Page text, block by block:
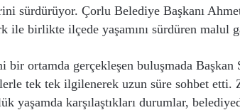
sürdürüyor. Çorlu Belediye Başkanı
ile birlikte ilçede yaşamını sürdüren malul
bir ortamda gerçekleşen buluşmada Başkan
tek tek ilgilenerek uzun süre sohbet etti.
yaşamda karşılaştıkları durumlar,